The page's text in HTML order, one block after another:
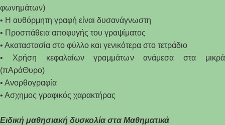
φωνημάτων)
• Η αυθόρμητη γραφή είναι δυσανάγνωστη
• Προσπάθεια αποφυγής του γραψίματος
• Ακαταστασία στο φύλλο και γενικότερα στο τετράδιο
• Χρήση κεφαλαίων γραμμάτων ανάμεσα στα μικρά
(πΑράΘυρο)
• Ανορθογραφία
• Ασχημος γραφικός χαρακτήρας
Ειδική μαθησιακή δυσκολία στα Μαθηματικά